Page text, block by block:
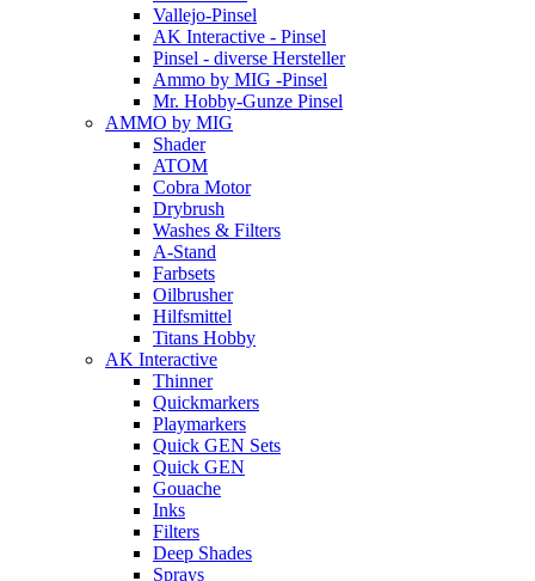
Vallejo-Pinsel
AK Interactive - Pinsel
Pinsel - diverse Hersteller
Ammo by MIG -Pinsel
Mr. Hobby-Gunze Pinsel
AMMO by MIG
Shader
ATOM
Cobra Motor
Drybrush
Washes & Filters
A-Stand
Farbsets
Oilbrusher
Hilfsmittel
Titans Hobby
AK Interactive
Thinner
Quickmarkers
Playmarkers
Quick GEN Sets
Quick GEN
Gouache
Inks
Filters
Deep Shades
Sprays